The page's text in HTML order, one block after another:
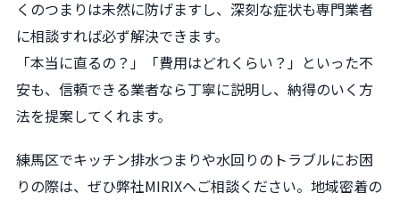
くのつまりは未然に防げますし、深刻な症状も専門業者
に相談すれば必ず解決できます。
「本当に直るの？」「費用はどれくらい？」といった不
安も、信頼できる業者なら丁寧に説明し、納得のいく方
法を提案してくれます。
練馬区でキッチン排水つまりや水回りのトラブルにお困
りの際は、ぜひ弊社MIRIXへご相談ください。地域密着の